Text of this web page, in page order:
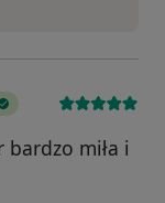
miła i